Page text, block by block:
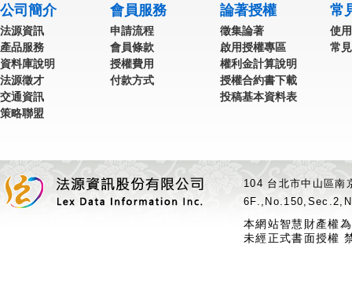
公司簡介
法源資訊
產品服務
資料庫說明
法源徵才
交通資訊
策略聯盟
會員服務
申請流程
會員條款
授權費用
付款方式
論著授權
徵集論著
啟用授權專區
權利金計算說明
授權合約書下載
投稿基本資料表
常
使
常
104 台北市中山區
本網站智慧財產權
未經正式書面授權